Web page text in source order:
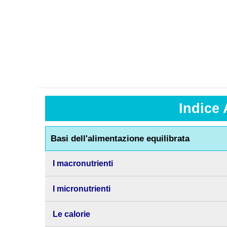
Indice
Basi dell'alimentazione equilibrata
I macronutrienti
I micronutrienti
Le calorie